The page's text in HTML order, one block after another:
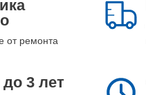
от ремонта
3 лет